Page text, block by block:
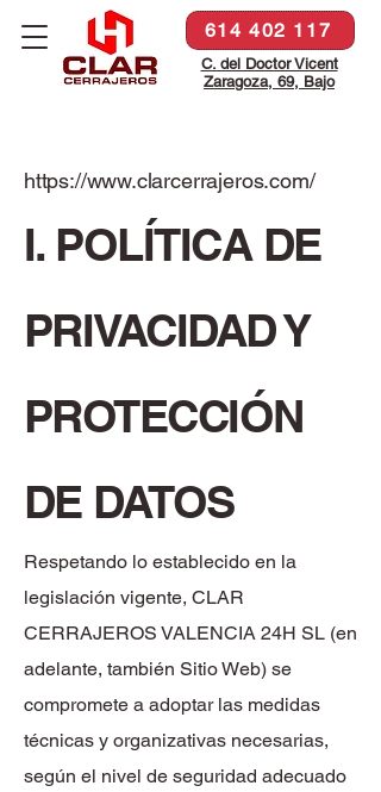
614 402 117
C. del Doctor Vicent
Zaragoza, 69, Bajo
https://www.clarcerrajeros.com/
I. POLÍTICA DE
PRIVACIDAD Y
PROTECCIÓN
DE DATOS
Respetando lo establecido en la
legislación vigente, CLAR
CERRAJEROS VALENCIA 24H SL (en
adelante, también Sitio Web) se
compromete a adoptar las medidas
técnicas y organizativas necesarias,
según el nivel de seguridad adecuado